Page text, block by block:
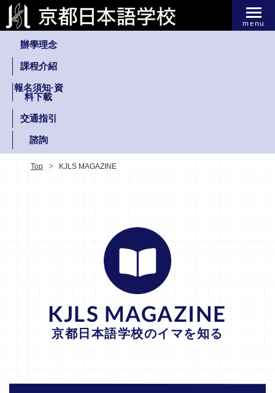
menu
辦學理念
課程介紹
報名須知·資
料下載
交通指引
諮詢
Top KJLS MAGAZINE
KJLS MAGAZINE
京都日本語学校のイマを知る